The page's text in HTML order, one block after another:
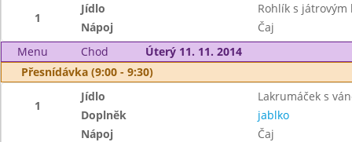
1
Jídlo
Rohlík s játrovým
Nápoj
Čaj
Menu
Chod
Úterý 11. 11. 2014
Přesnídávka (9:00 - 9:30)
1
Jídlo
Lakrumáček s
Doplněk
jablko
Nápoj
Čaj